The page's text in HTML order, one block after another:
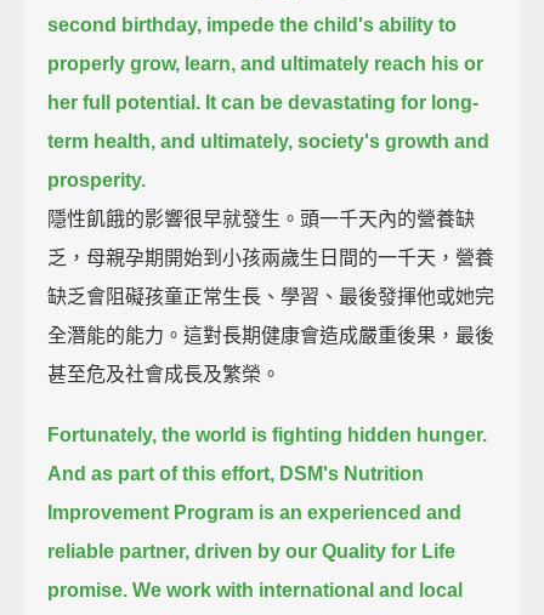
second birthday, impede the child's ability to
properly grow, learn, and ultimately reach his or
her full potential. It can be devastating for long-
term health, and ultimately, society's growth and
prosperity.
隱性飢餓的影響很早就發生。頭一千天內的營養缺
乏，母親孕期開始到小孩兩歲生日間的一千天，營養
缺乏會阻礙孩童正常生長、學習、最後發揮他或她完
全潛能的能力。這對長期健康會造成嚴重後果，最後
甚至危及社會成長及繁榮。
Fortunately, the world is fighting hidden hunger.
And as part of this effort, DSM's Nutrition
Improvement Program is an experienced and
reliable partner, driven by our Quality for Life
promise. We work with international and local